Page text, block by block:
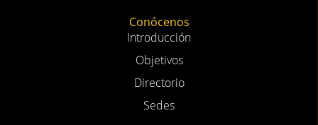
Conócenos
Introducción
Objetivos
Directorio
Sedes